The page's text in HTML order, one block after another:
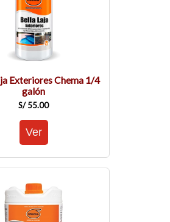
Exteriores Chema 1/4
galón
S/ 55.00